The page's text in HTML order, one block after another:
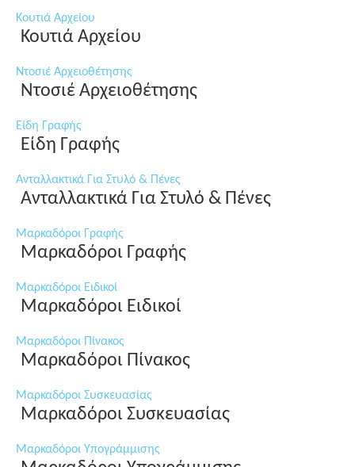
Κουτιά Αρχείου
Κουτιά Αρχείου
Ντοσιέ Αρχειοθέτησης
Ντοσιέ Αρχειοθέτησης
Είδη Γραφής
Είδη Γραφής
Ανταλλακτικά Για Στυλό & Πένες
Ανταλλακτικά Για Στυλό & Πένες
Μαρκαδόροι Γραφής
Μαρκαδόροι Γραφής
Μαρκαδόροι Ειδικοί
Μαρκαδόροι Ειδικοί
Μαρκαδόροι Πίνακος
Μαρκαδόροι Πίνακος
Μαρκαδόροι Συσκευασίας
Μαρκαδόροι Συσκευασίας
Μαρκαδόροι Υπογράμμισης